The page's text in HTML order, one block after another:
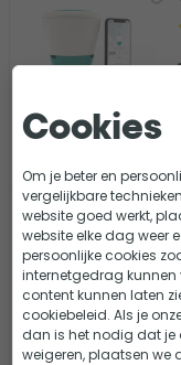
Vergelijk
Cookies
Om je beter en
vergelijkbare
website goed werkt,
website elke dag weer
persoonlijke cookies
internetgedrag kunnen
content kunnen laten
cookiebeleid. Als je
dan is het nodig dat je
weigeren, plaatsen we